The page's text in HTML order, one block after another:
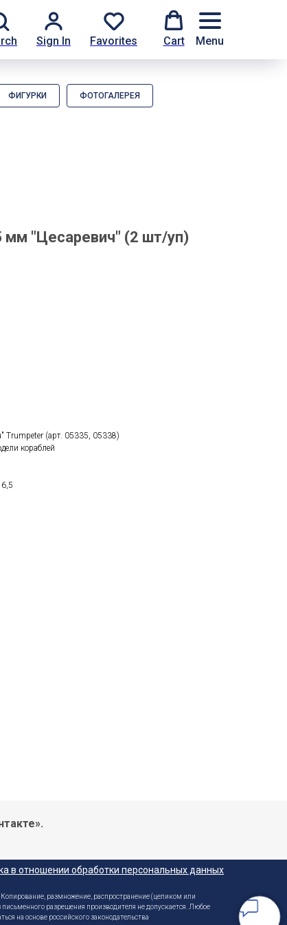
Sign In Favorites Cart Menu
ФИГУРКИ ФОТОГАЛЕРЕЯ
мм "Цесаревич" (2 шт/уп)
Trumpeter (арт. 05335, 05338)
кораблей
в отношении обработки персональных данных
размножение, распространение (целиком или
разрешения производителя не допускается. Любое
на основе российского законодательства